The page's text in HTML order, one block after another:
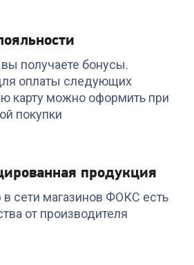
GA-
Холодильник HAIER
CBB538CSG
получаете бонусы.
оплаты следующих
карту можно оформить при
покупки
продукция
сети магазинов ФОКС есть
от производителя